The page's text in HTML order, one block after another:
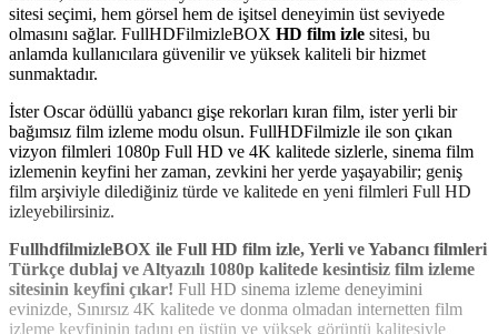
sitesi seçimi, hem görsel hem de işitsel deneyimin üst seviyede
olmasını sağlar. FullHDFilmizleBOX HD film izle sitesi, bu
anlamda kullanıcılara güvenilir ve yüksek kaliteli bir hizmet
sunmaktadır.
İster Oscar ödüllü yabancı gişe rekorları kıran film, ister yerli bir
bağımsız film izleme modu olsun. FullHDFilmizle ile son çıkan
vizyon filmleri 1080p Full HD ve 4K kalitede sizlerle, sinema film
izlemenin keyfini her zaman, zevkini her yerde yaşayabilir; geniş
film arşiviyle dilediğiniz türde ve kalitede en yeni filmleri Full HD
izleyebilirsiniz.
FullhdfilmizleBOX ile Full HD film izle, Yerli ve Yabancı filmleri
Türkçe dublaj ve Altyazılı 1080p kalitede kesintisiz film izleme
sitesinin keyfini çıkar! Full HD sinema izleme deneyimini
evinizde, Sınırsız 4K kalitede ve donma olmadan internetten film
izleme keyfininin tadını en üstün ve yüksek görüntü kalitesiyle